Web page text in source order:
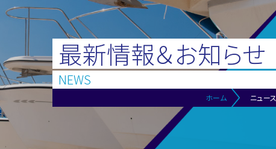
最新情報＆お知らせ
NEWS
ホーム ニュース